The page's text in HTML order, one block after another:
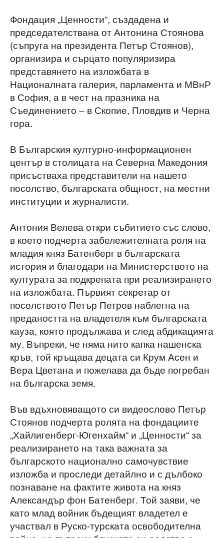
Фондация „Ценности“, създадена и
председателствана от Антонина Стоянова
(съпруга на президента Петър Стоянов),
организира и сърцато популяризира
представянето на изложбата в
Националната галерия, парламента и МВнР
в София, а в чест на празника на
Съединението – в Скопие, Пловдив и Черна
гора.
В Българския културно-информационен
център в столицата на Северна Македония
присъстваха представители на нашето
посолство, българската общност, на местни
институции и журналисти.
Антония Велева откри събитието със слово,
в което подчерта забележителната роля на
младия княз Батенберг в българската
история и благодари на Министерството на
културата за подкрепата при реализирането
на изложбата. Първият секретар от
посолството Петър Петров наблегна на
предаността на владетеля към българската
кауза, която продължава и след абдикацията
му. Въпреки, че няма нито капка нашенска
кръв, той кръщава децата си Крум Асен и
Вера Цветана и пожелава да бъде погребан
на българска земя.
Във вдъхновяващото си видеослово Петър
Стоянов подчерта ролята на фондациите
„Хайлигенберг-Югенхайм“ и „Ценности“ за
реализирането на така важната за
българското национално самочувствие
изложба и проследи детайлно и с дълбоко
познаване на фактите живота на княз
Александър фон Батенберг. Той заяви, че
като млад войник бъдещият владетел е
участвал в Руско-турската освободителна